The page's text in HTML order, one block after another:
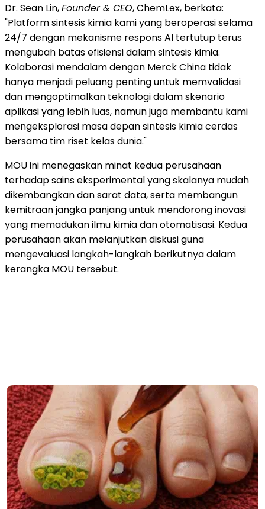
Dr. Sean Lin,Founder & CEO, ChemLex, berkata:
"Platform sintesis kimia kami yang beroperasi selama
24/7 dengan mekanisme respons AI tertutup terus
mengubah batas efisiensi dalam sintesis kimia.
Kolaborasi mendalam dengan Merck China tidak
hanya menjadi peluang penting untuk memvalidasi
dan mengoptimalkan teknologi dalam skenario
aplikasi yang lebih luas, namun juga membantu kami
mengeksplorasi masa depan sintesis kimia cerdas
bersama tim riset kelas dunia."
MOU ini menegaskan minat kedua perusahaan
terhadap sains eksperimental yang skalanya mudah
dikembangkan dan sarat data, serta membangun
kemitraan jangka panjang untuk mendorong inovasi
yang memadukan ilmu kimia dan otomatisasi. Kedua
perusahaan akan melanjutkan diskusi guna
mengevaluasi langkah-langkah berikutnya dalam
kerangka MOU tersebut.